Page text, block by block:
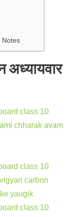
Notes
अध्यायवार